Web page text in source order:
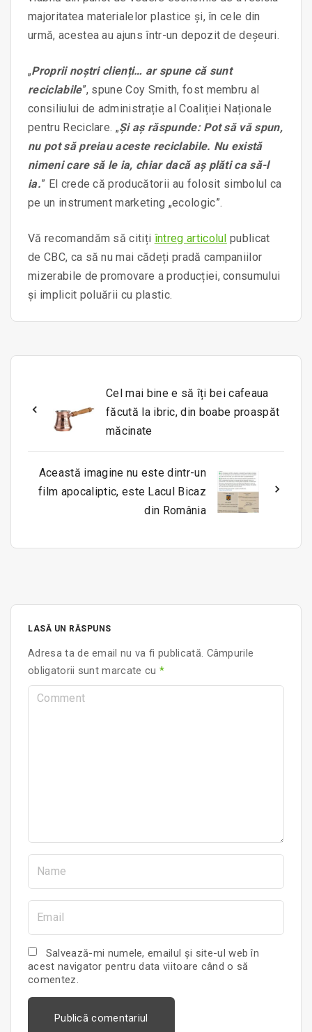
majoritatea materialelor plastice și, în cele din
urmă, acestea au ajuns într-un depozit de deșeuri.
„Proprii noștri clienți… ar spune că sunt
reciclabile”, spune Coy Smith, fost membru al
consiliului de administrație al Coaliției Naționale
pentru Reciclare. „Și aș răspunde: Pot să vă spun,
nu pot să preiau aceste reciclabile. Nu există
nimeni care să le ia, chiar dacă aș plăti ca să-l
ia.” El crede că producătorii au folosit simbolul ca
pe un instrument marketing „ecologic”.
Vă recomandăm să citiți întreg articolul publicat
de CBC, ca să nu mai cădeți pradă campaniilor
mizerabile de promovare a producției, consumului
și implicit poluării cu plastic.
Cel mai bine e să îți bei cafeaua
făcută la ibric, din boabe proaspăt
măcinate
Această imagine nu este dintr-un
film apocaliptic, este Lacul Bicaz
din România
LASĂ UN RĂSPUNS
Adresa ta de email nu va fi publicată. Câmpurile
obligatorii sunt marcate cu *
*
i
l
*
Salvează-mi numele, emailul și site-ul web în
acest navigator pentru data viitoare când o să
comentez.